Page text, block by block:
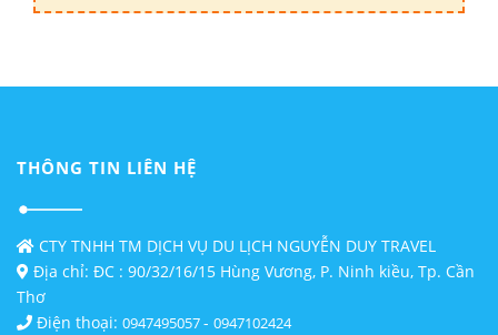
THÔNG TIN LIÊN HỆ
CTY TNHH TM DỊCH VỤ DU LỊCH NGUYỄN DUY TRAVEL
Địa chỉ: ĐC : 90/32/16/15 Hùng Vương, P. Ninh kiều, Tp. Cần
Thơ
Điện thoại: 0947495057- 0947102424